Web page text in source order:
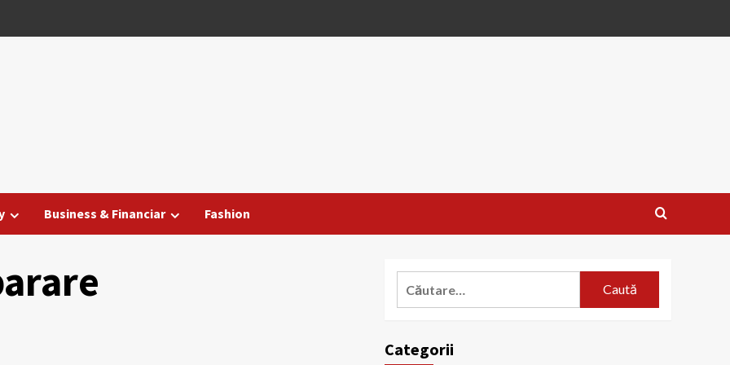
Business & Financiar Fashion
Categorii